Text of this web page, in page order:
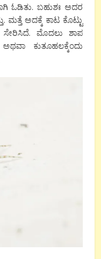
ಓಡಿತು. ಬಹುಶಃ ಅದರ
ಅದಕ್ಕೆ ಕಾಟ ಕೊಟ್ಟು
ಮೊದಲು ಶಾಪ
ಕುತೂಹಲಕ್ಕೆಂದು